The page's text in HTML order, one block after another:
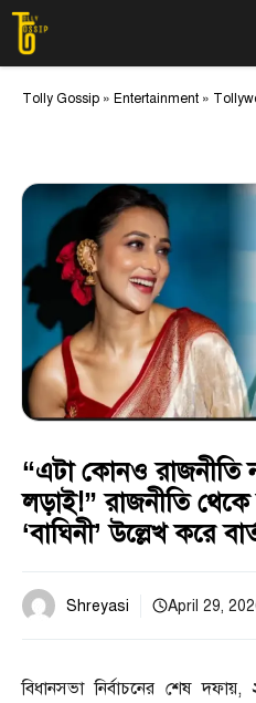
Skip
content
Tolly Gossip » Entertainment »
“এটা কোনও রাজনীতি
লড়াই!” রাজনীতি থেকে
‘বাঘিনী’ উল্লেখ করে
Shreyasi April 29,
বিধানসভা নির্বাচনের শেষ